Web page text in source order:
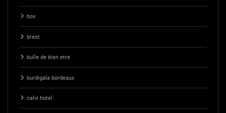
box
brest
bulle de bien etre
burdigala bordeaux
calvi hotel